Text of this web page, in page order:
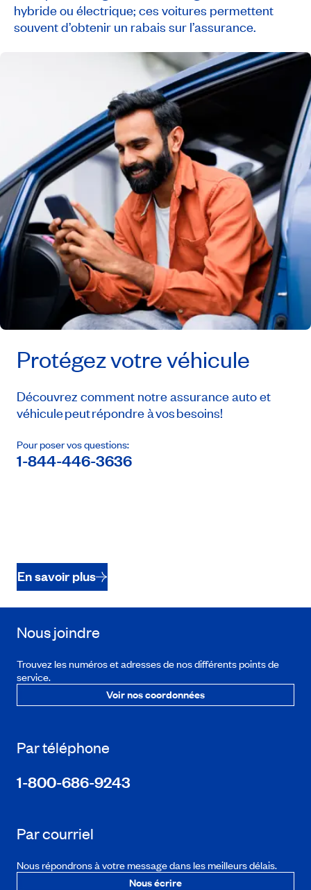
hybride ou électrique; ces voitures permettent
souvent d’obtenir un rabais sur l’assurance.
Protégez votre véhicule
Découvrez comment notre assurance auto et
véhicule peut répondre à vos besoins!
Pour poser vos questions:
1-844-446-3636
En savoir plus
Nous joindre
Trouvez les numéros et adresses de nos différents points de
service.
Voir nos coordonnées
Par téléphone
1-800-686-9243
Par courriel
Nous répondrons à votre message dans les meilleurs délais.
Nous écrire